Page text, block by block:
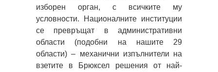
изборен орган, с всичките му
условности. Националните институции
се превръщат в административни
области (подобни на нашите 29
области) – механични изпълнители на
взетите в Брюксел решения от най-